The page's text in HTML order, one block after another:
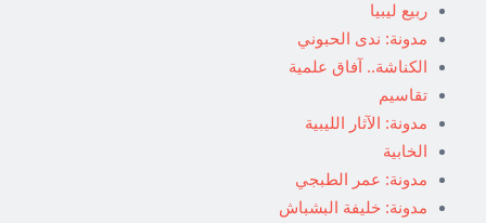
ربيع ليبيا
مدونة: ندى الحبوني
الكناشة.. آفاق علمية
تقاسيم
مدونة: الآثار الليبية
الخابية
مدونة: عمر الطبجي
مدونة: خليفة البشباش